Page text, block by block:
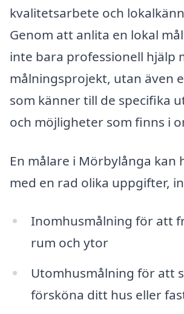
kvalitetsarbete och
Genom att anlita en lokal
inte bara professionell hjälp
målningsprojekt, utan även
som känner till de specifika
och möjligheter som finns i
En målare i Mörbylånga kan
med en rad olika uppgifter,
Inomhusmålning för att
rum och ytor
Utomhusmålning för att
försköna ditt hus eller